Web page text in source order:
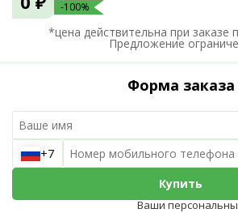
-100%
*цена действительна при заказе
Предложение
Форма заказа
+7
Купить
Ваши